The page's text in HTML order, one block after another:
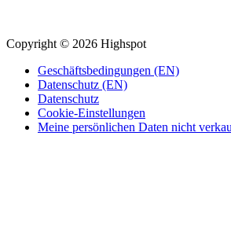
Copyright © 2026 Highspot
Geschäftsbedingungen (EN)
Datenschutz (EN)
Datenschutz
Cookie-Einstellungen
Meine persönlichen Daten nicht